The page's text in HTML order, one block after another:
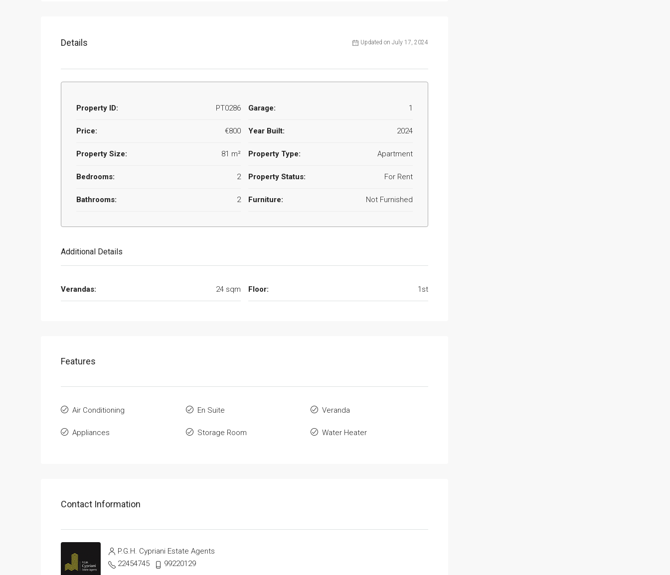
Details Updated on July 17, 2024
Property ID: PT0286
Price: €800
Property Size: 81 m²
Bedrooms: 2
Bathrooms: 2
Garage: 1
Year Built: 2024
Property Type: Apartment
Property Status: For Rent
Furniture: Not Furnished
Additional Details
Verandas: 24 sqm Floor: 1st
Features
Air Conditioning
Appliances
En Suite
Storage Room
Veranda
Water Heater
Contact Information
P.G.H. Cypriani Estate Agents
22454745
99220129